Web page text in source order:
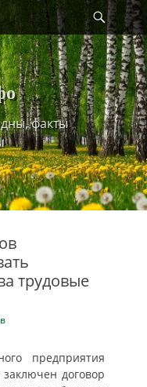
факты
трудовые
предприятия
договор